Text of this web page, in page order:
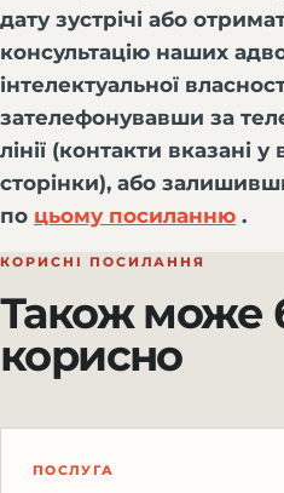
дату зустрічі або
консультацію наших
інтелектуальної
зателефонувавши за
лінії (контакти вказані у
сторінки), або
по цьому посиланню .
КОРИСНІ ПОСИЛАННЯ
Також може
корисно
ПОСЛУГА